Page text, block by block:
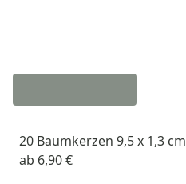
20 Baumkerzen 9,5 x 1,3 cm
ab 6,90 €